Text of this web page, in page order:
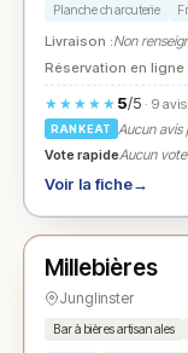
Planche charcuterie
Livraison :Non
Réservation en ligne
★★★★★ 5/5· 9
RANKEAT
Aucun avis
Vote rapideAucun
Voir la fiche→
★ N° 3
Millebières
Junglinster
Bar à bières artisanales